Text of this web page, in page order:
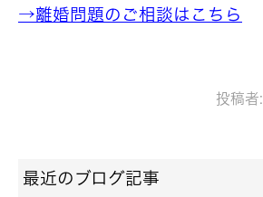
→離婚問題のご相談はこちら
投稿者:
最近のブログ記事